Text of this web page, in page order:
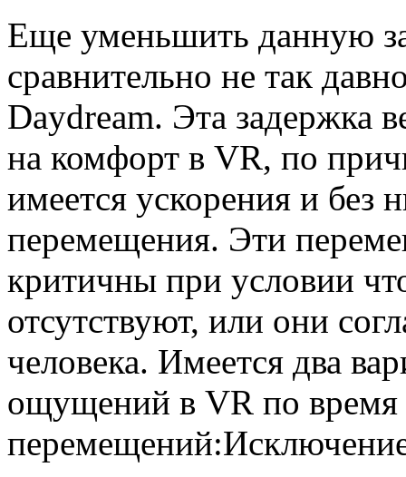
Еще уменьшить данную
сравнительно не так
Daydream. Эта задержка
на комфорт в VR, по
имеется ускорения и без
перемещения. Эти
критичны при условии
отсутствуют, или они
человека. Имеется два
ощущений в VR по